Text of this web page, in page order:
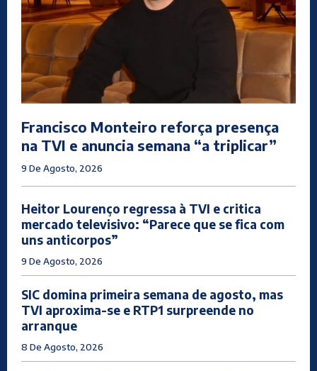
Francisco Monteiro reforça presença
na TVI e anuncia semana “a triplicar”
9 De Agosto, 2026
Heitor Lourenço regressa à TVI e critica
mercado televisivo: “Parece que se fica com
uns anticorpos”
9 De Agosto, 2026
SIC domina primeira semana de agosto, mas
TVI aproxima-se e RTP1 surpreende no
arranque
8 De Agosto, 2026